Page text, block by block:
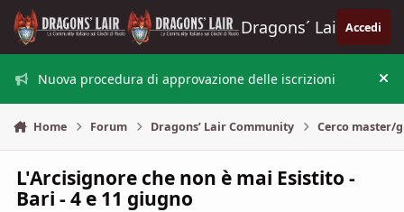
Vai al contenuto
Dragons´ Lair Accedi
Nuova procedura di approvazione delle iscrizioni
Home Forum Dragons’ Lair Community Cerco master/
L'Arcisignore che non è mai Esistito -
Bari - 4 e 11 giugno